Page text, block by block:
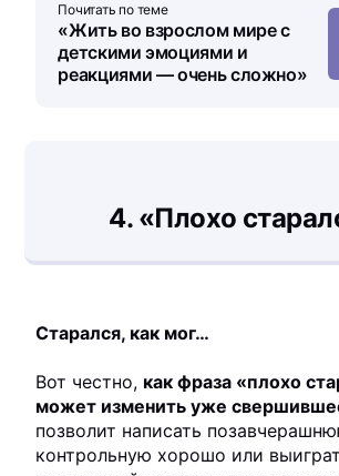
Почитать по теме
«Жить во взрослом мире с
детскими эмоциями и
реакциями — очень сложно»
4. «Плохо
Старался, как мог…
Вот честно, как фраза «плохо
может изменить уже
позволит написать
контрольную хорошо или